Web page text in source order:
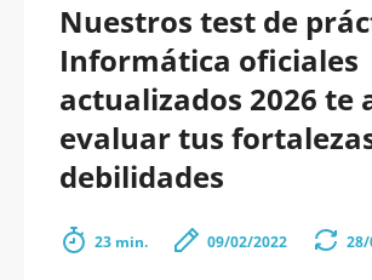
Nuestros test de
Informática oficiales
actualizados 2026 te
evaluar tus
debilidades
23 min. 09/02/2022